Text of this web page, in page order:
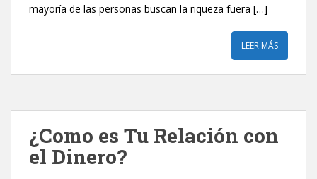
mayoría de las personas buscan la riqueza fuera […]
LEER MÁS
¿Como es Tu Relación con
el Dinero?‎